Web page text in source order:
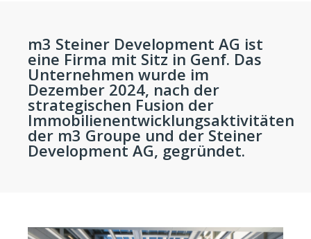
m3 Steiner Development AG ist
eine Firma mit Sitz in Genf. Das
Unternehmen wurde im
Dezember 2024, nach der
strategischen Fusion der
Immobilienentwicklungsaktivitäten
der m3 Groupe und der Steiner
Development AG, gegründet.